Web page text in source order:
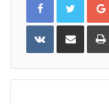
VKontakteShare
Email